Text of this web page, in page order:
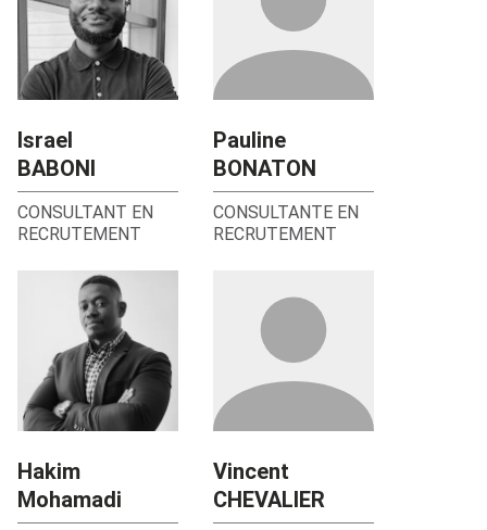
Israel
BABONI
CONSULTANT EN
RECRUTEMENT
Pauline
BONATON
CONSULTANTE EN
RECRUTEMENT
Hakim
Mohamadi
Vincent
CHEVALIER